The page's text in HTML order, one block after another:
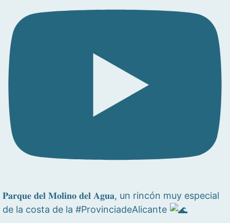
𝐏𝐚𝐫𝐪𝐮𝐞 𝐝𝐞𝐥 𝐌𝐨𝐥𝐢𝐧𝐨 𝐝𝐞𝐥 𝐀𝐠𝐮𝐚, un rincón muy especial
de la costa de la #ProvinciadeAlicante